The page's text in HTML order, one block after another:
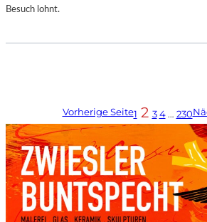
Besuch lohnt.
Vorherige Seite1 2 3 4 … 230